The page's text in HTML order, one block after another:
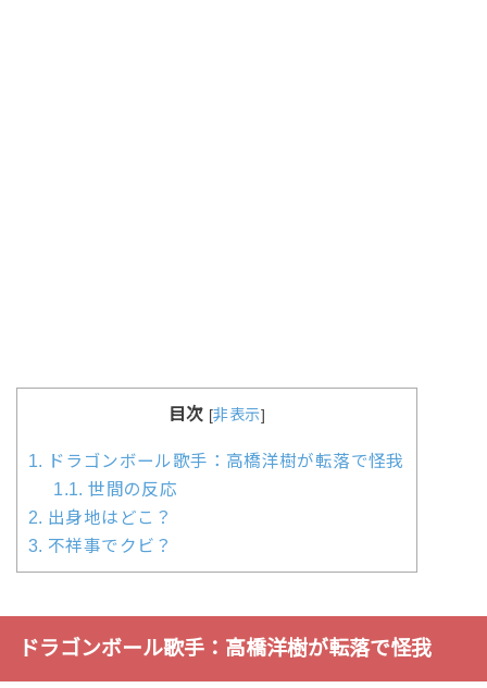
目次 [非表示]
1. ドラゴンボール歌手：高橋洋樹が転落で怪我
1.1. 世間の反応
2. 出身地はどこ？
3. 不祥事でクビ？
ドラゴンボール歌手：高橋洋樹が転落で怪我